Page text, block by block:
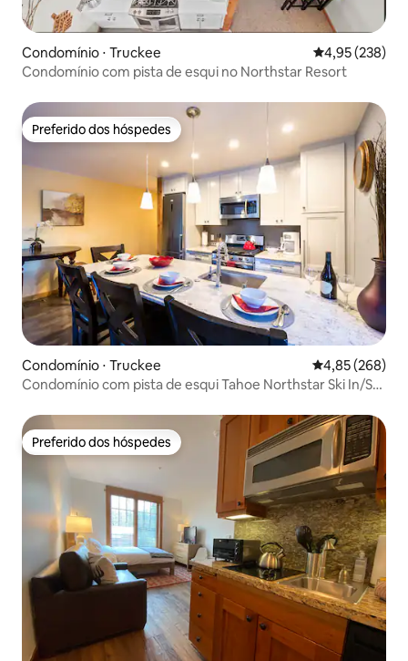
Condomínio ⋅ Truckee 4,95 de uma
4,95 (238)
Condomínio com pista de esqui no Northstar Resort
Preferido dos hóspedes
Preferido dos hóspedes
Condomínio ⋅ Truckee 4,85 de uma
4,85 (268)
Condomínio com pista de esqui Tahoe Northstar Ski In/Ski
Preferido dos hóspedes
Preferido dos hóspedes